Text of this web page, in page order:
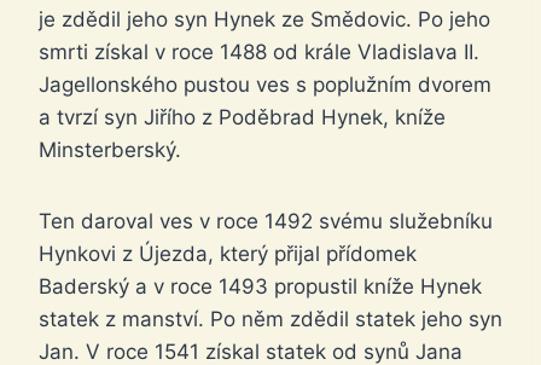
je zdědil jeho syn Hynek ze Smědovic. Po jeho
smrti získal v roce 1488 od krále Vladislava II.
Jagellonského pustou ves s poplužním dvorem
a tvrzí syn Jiřího z Poděbrad Hynek, kníže
Minsterberský.
Ten daroval ves v roce 1492 svému služebníku
Hynkovi z Újezda, který přijal přídomek
Baderský a v roce 1493 propustil kníže Hynek
statek z manství. Po něm zdědil statek jeho syn
Jan. V roce 1541 získal statek od synů Jana